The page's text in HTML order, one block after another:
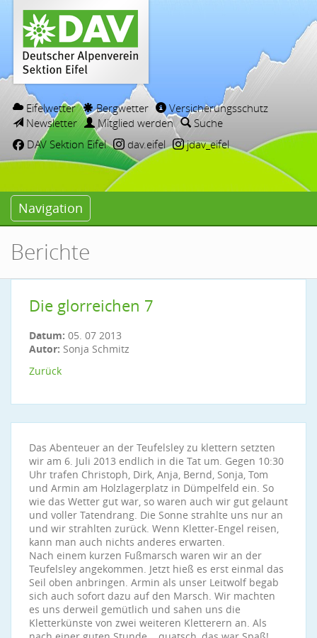
Eifelwetter Bergwetter
Versicherungsschutz
Newsletter
Mitglied werden
Suche
DAV Sektion Eifel
dav.eifel jdav_eifel
Navigation
Berichte
Die glorreichen 7
Datum: 05. 07 2013
Autor: Sonja Schmitz
Zurück
Das Abenteuer an der Teufelsley zu klettern setzten
wir am 6. Juli 2013 endlich in die Tat um. Gegen 10:30
Uhr trafen Christoph, Dirk, Anja, Bernd, Sonja, Tom
und Armin am Holzlagerplatz in Dümpelfeld ein. So
wie das Wetter gut war, so waren auch wir gut gelaunt
und voller Tatendrang. Die Sonne strahlte uns nur an
und wir strahlten zurück. Wenn Kletter-Engel reisen,
kann man auch nichts anderes erwarten.
Nach einem kurzen Fußmarsch waren wir an der
Teufelsley angekommen. Jetzt hieß es erst einmal das
Seil oben anbringen. Armin als unser Leitwolf begab
sich auch sofort dazu auf den Marsch. Wir machten
es uns derweil gemütlich und sahen uns die
Kletterkünste von zwei weiteren Kletterern an. Als